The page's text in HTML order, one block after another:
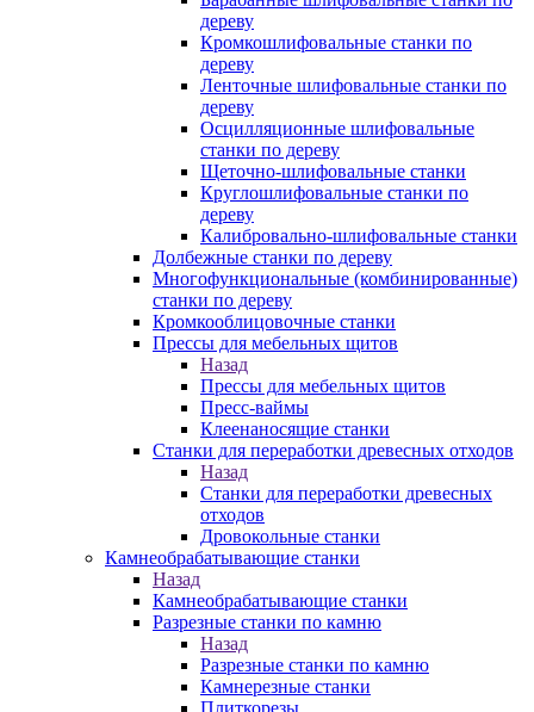
дереву
Кромкошлифовальные станки по
дереву
Ленточные шлифовальные станки по
дереву
Осцилляционные шлифовальные
станки по дереву
Щеточно-шлифовальные станки
Круглошлифовальные станки по
дереву
Калибровально-шлифовальные станки
Долбежные станки по дереву
Многофункциональные (комбинированные)
станки по дереву
Кромкооблицовочные станки
Прессы для мебельных щитов
Назад
Прессы для мебельных щитов
Пресс-ваймы
Клеенаносящие станки
Станки для переработки древесных отходов
Назад
Станки для переработки древесных
отходов
Дровокольные станки
Камнеобрабатывающие станки
Назад
Камнеобрабатывающие станки
Разрезные станки по камню
Назад
Разрезные станки по камню
Камнерезные станки
Плиткорезы